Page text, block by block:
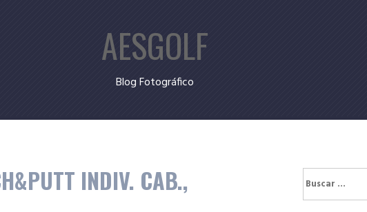
AESGOLF
Blog Fotográfico
INDIV. CAB., Buscar: